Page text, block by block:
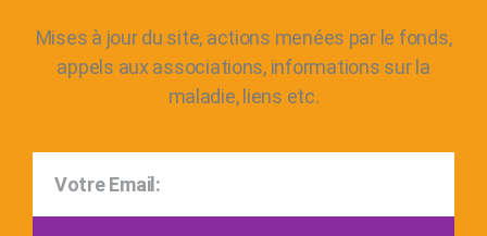
Mises à jour du site, actions menées par le fonds,
appels aux associations, informations sur la
maladie, liens etc.